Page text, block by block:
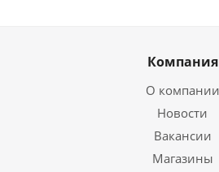
Компания
О компании
Новости
Вакансии
Магазины